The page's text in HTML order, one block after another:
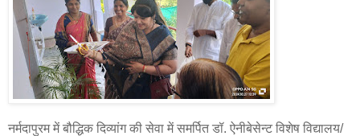
नर्मदापुरम में बौद्धिक दिव्यांग की सेवा में समर्पित डॉ. ऐनीबेसेन्ट विशेष विद्यालय/